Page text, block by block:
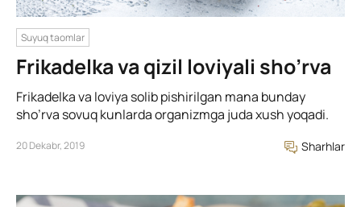
Suyuq taomlar
Frikadelka va qizil loviyali sho’rva
Frikadelka va loviya solib pishirilgan mana bunday
sho’rva sovuq kunlarda organizmga juda xush yoqadi.
20 Dekabr, 2019 Sharhlar